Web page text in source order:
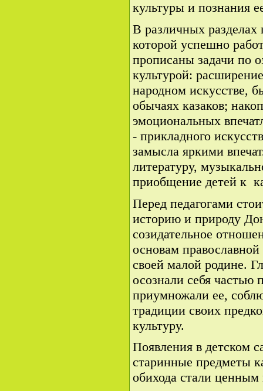
культуры и познания
В различных
которой успешно
прописаны задачи по
культурой:
народном искусстве,
обычаях казаков;
эмоциональных
- прикладного
замысла яркими
литературу,
приобщение детей к
Перед педагогами
историю и природу
созидательное
основам
своей малой родине.
осознали себя
приумножали ее,
традиции своих
культуру.
Появления в детском
старинные предметы
обихода стали ценным